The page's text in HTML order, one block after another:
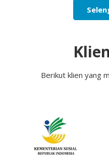
Berikut klien yang